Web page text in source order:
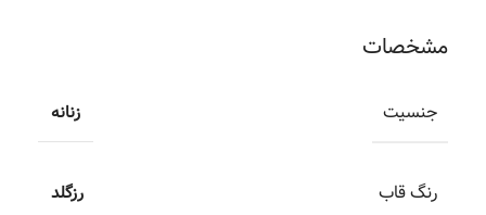
مشخصات
جنسیت زنانه
رنگ قاب رزگلد